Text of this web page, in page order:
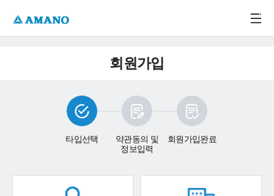
회원가입
타입선택
약관동의 및
정보입력
회원가입완료